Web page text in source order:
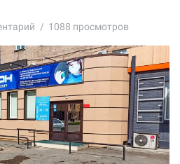
1088 просмотров